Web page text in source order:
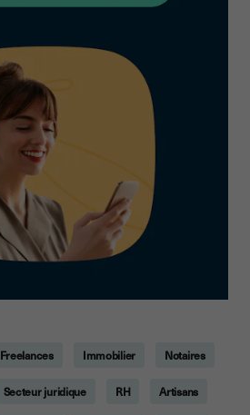
Freelances Immobilier Notaires
Secteur juridique RH Artisans